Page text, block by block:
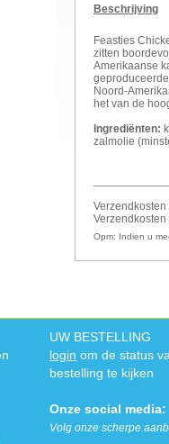
Beschrijving
Feasties
zitten
Amerikaanse
Noord-
het van de
Ingrediënten:
zalmolie
Verzendkosten
Opm: Indien u
UW BESTELLING
login om de status
bestelling te kijken
Onze social media:
Volg onze scherpe